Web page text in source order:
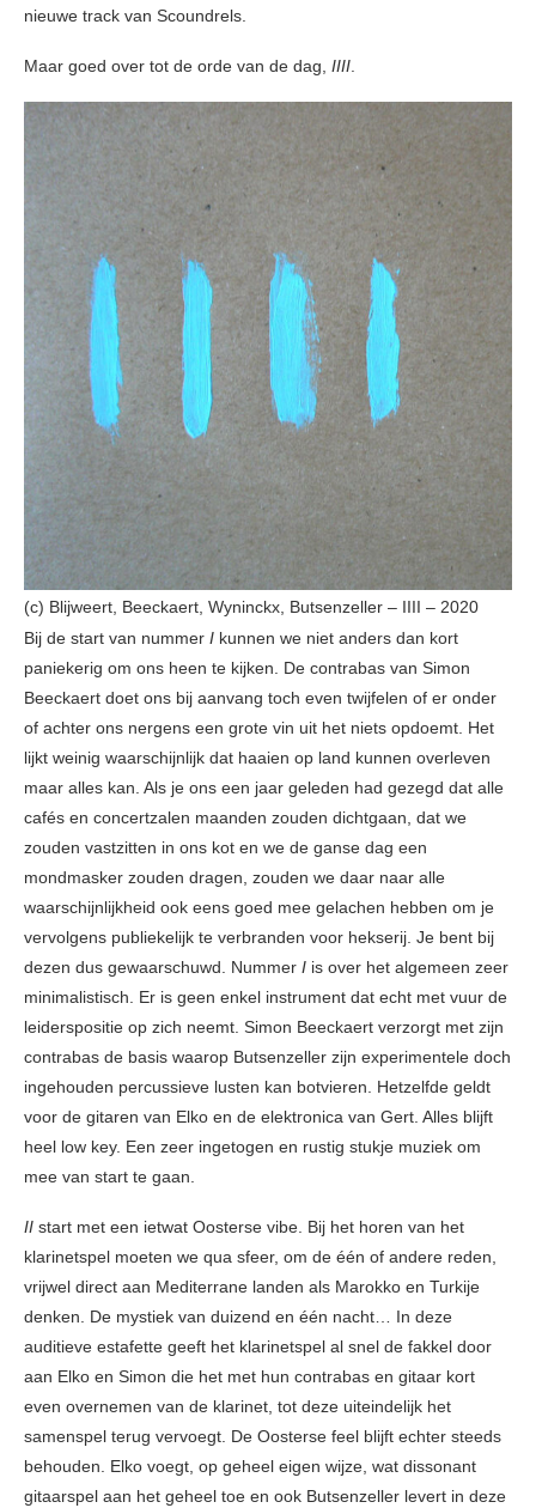
nieuwe track van Scoundrels.
Maar goed over tot de orde van de dag, IIII.
(c) Blijweert, Beeckaert, Wyninckx, Butsenzeller – IIII – 2020
Bij de start van nummer I kunnen we niet anders dan kort
paniekerig om ons heen te kijken. De contrabas van Simon
Beeckaert doet ons bij aanvang toch even twijfelen of er onder
of achter ons nergens een grote vin uit het niets opdoemt. Het
lijkt weinig waarschijnlijk dat haaien op land kunnen overleven
maar alles kan. Als je ons een jaar geleden had gezegd dat alle
cafés en concertzalen maanden zouden dichtgaan, dat we
zouden vastzitten in ons kot en we de ganse dag een
mondmasker zouden dragen, zouden we daar naar alle
waarschijnlijkheid ook eens goed mee gelachen hebben om je
vervolgens publiekelijk te verbranden voor hekserij. Je bent bij
dezen dus gewaarschuwd. Nummer I is over het algemeen zeer
minimalistisch. Er is geen enkel instrument dat echt met vuur de
leiderspositie op zich neemt. Simon Beeckaert verzorgt met zijn
contrabas de basis waarop Butsenzeller zijn experimentele doch
ingehouden percussieve lusten kan botvieren. Hetzelfde geldt
voor de gitaren van Elko en de elektronica van Gert. Alles blijft
heel low key. Een zeer ingetogen en rustig stukje muziek om
mee van start te gaan.
II start met een ietwat Oosterse vibe. Bij het horen van het
klarinetspel moeten we qua sfeer, om de één of andere reden,
vrijwel direct aan Mediterrane landen als Marokko en Turkije
denken. De mystiek van duizend en één nacht… In deze
auditieve estafette geeft het klarinetspel al snel de fakkel door
aan Elko en Simon die het met hun contrabas en gitaar kort
even overnemen van de klarinet, tot deze uiteindelijk het
samenspel terug vervoegt. De Oosterse feel blijft echter steeds
behouden. Elko voegt, op geheel eigen wijze, wat dissonant
gitaarspel aan het geheel toe en ook Butsenzeller levert in deze